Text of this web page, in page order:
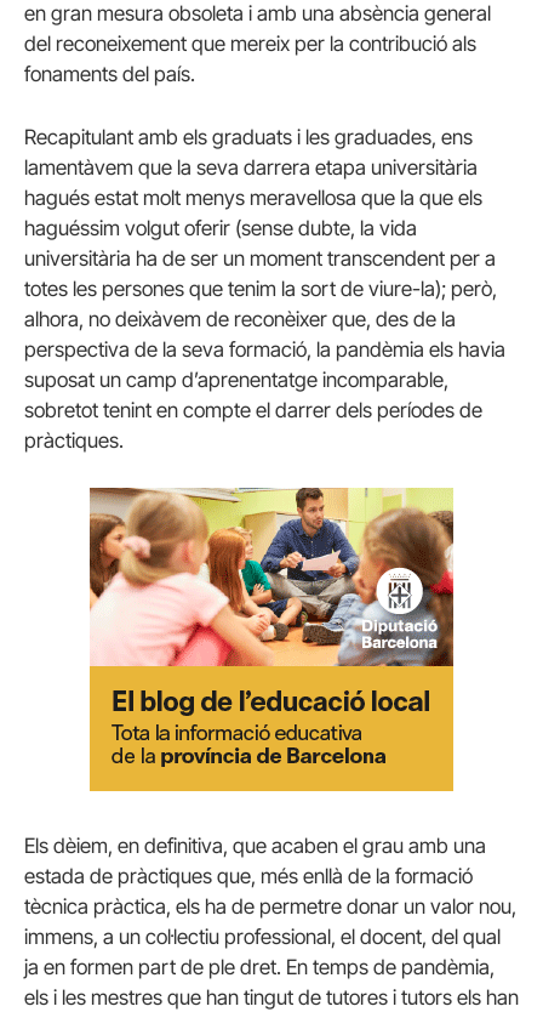
en gran mesura obsoleta i amb una absència general
del reconeixement que mereix per la contribució als
fonaments del país.
Recapitulant amb els graduats i les graduades, ens
lamentàvem que la seva darrera etapa universitària
hagués estat molt menys meravellosa que la que els
haguéssim volgut oferir (sense dubte, la vida
universitària ha de ser un moment transcendent per a
totes les persones que tenim la sort de viure-la); però,
alhora, no deixàvem de reconèixer que, des de la
perspectiva de la seva formació, la pandèmia els havia
suposat un camp d’aprenentatge incomparable,
sobretot tenint en compte el darrer dels períodes de
pràctiques.
Els dèiem, en definitiva, que acaben el grau amb una
estada de pràctiques que, més enllà de la formació
tècnica pràctica, els ha de permetre donar un valor nou,
immens, a un col·lectiu professional, el docent, del qual
ja en formen part de ple dret. En temps de pandèmia,
els i les mestres que han tingut de tutores i tutors els han